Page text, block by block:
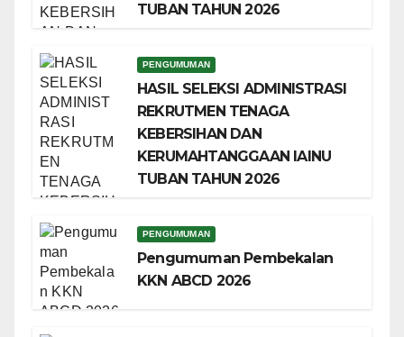
TUBAN TAHUN 2026
PENGUMUMAN
HASIL SELEKSI ADMINISTRASI
REKRUTMEN TENAGA
KEBERSIHAN DAN
KERUMAHTANGGAAN IAINU
TUBAN TAHUN 2026
PENGUMUMAN
Pengumuman Pembekalan
KKN ABCD 2026